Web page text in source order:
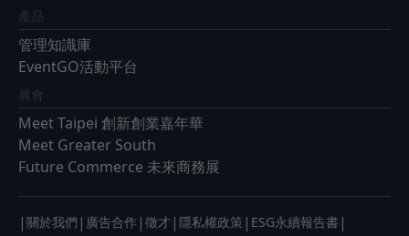
產品
管理知識庫
EventGO活動平台
展會
Meet Taipei 創新創業嘉年華
Meet Greater South
Future Commerce 未來商務展
| 關於我們 | 廣告合作 | 徵才 | 隱私權政策 | ESG永續報告書 |